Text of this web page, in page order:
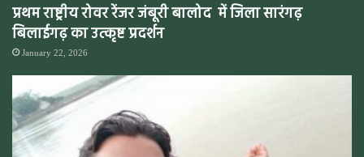
प्रथम राष्ट्रीय रोवर रेंजर जंबूरी बालोद में जिला सारंगढ़
बिलाईगढ़ का उत्कृष्ट प्रदर्शन
January 22, 2026